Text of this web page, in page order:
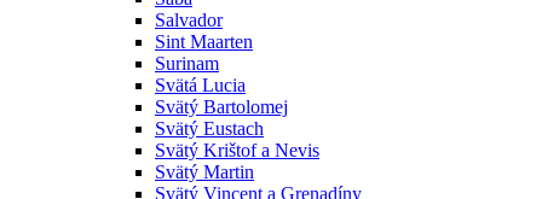
Salvador
Sint Maarten
Surinam
Svätá Lucia
Svätý Bartolomej
Svätý Eustach
Svätý Krištof a Nevis
Svätý Martin
Svätý Vincent a Grenadíny